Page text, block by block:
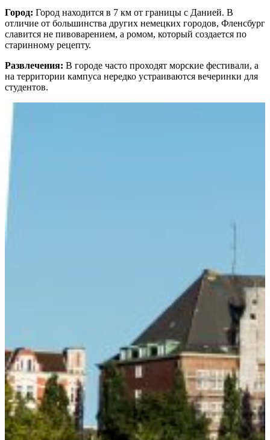
Город: Город находится в 7 км от границы с Данией. В
отличие от большинства других немецких городов, Фленсбург
славится не пивоварением, а ромом, который создается по
старинному рецепту.
Развлечения: В городе часто проходят морские фестивали, а
на территории кампуса нередко устраиваются вечеринки для
студентов.